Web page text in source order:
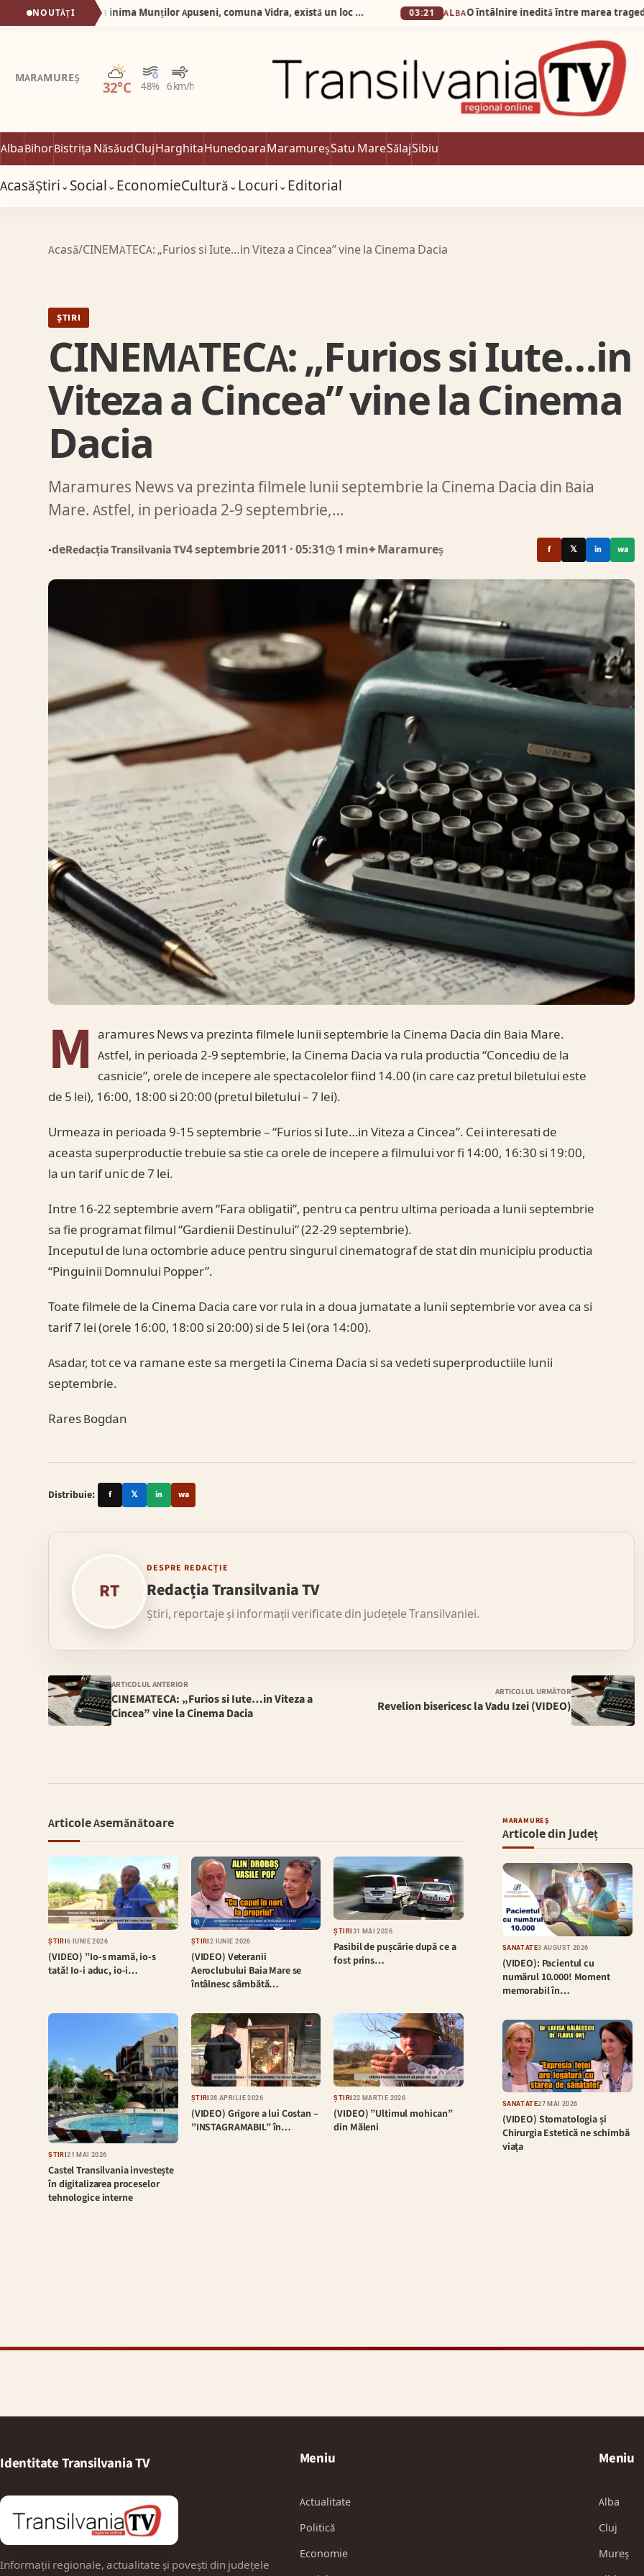
NOUTĂȚI Silva Logistic Services. În inima Munților Apuseni, comuna Vidra, există un loc care pare să fi rămas prins între două lumi: prezentul liniștit al satului de munte și trecutul îndepărtat al unei mări dispărute, Dealul cu Melci. 03:21 ALBA
MARAMUREȘ
32°C 48% 6 km/h
Parțial noros
AlbaBihorBistrița NăsăudClujHarghitaHunedoaraMaramureșSatu MareSălajSibiu
AcasăȘtiri⌄Social⌄EconomieCultură⌄Locuri⌄Editorial
Acasă/CINEMATECA: „Furios si Iute…in Viteza a Cincea” vine la Cinema Dacia
ȘTIRI
CINEMATECA: „Furios si Iute…in
Viteza a Cincea” vine la Cinema
Dacia
Maramures News va prezinta filmele lunii septembrie la Cinema Dacia din Baia
Mare. Astfel, in perioada 2-9 septembrie,…
●deRedacția Transilvania TV4 septembrie 2011 · 05:31◷ 1 min⌖ Maramureș f 𝕏 in wa
M aramures News va prezinta filmele lunii septembrie la Cinema Dacia din Baia Mare.
Astfel, in perioada 2-9 septembrie, la Cinema Dacia va rula productia “Concediu de la
casnicie”, orele de incepere ale spectacolelor fiind 14.00 (in care caz pretul biletului este
de 5 lei), 16:00, 18:00 si 20:00 (pretul biletului – 7 lei).
Urmeaza in perioada 9-15 septembrie – “Furios si Iute…in Viteza a Cincea”. Cei interesati de
aceasta superproductie trebuie sa stie ca orele de incepere a filmului vor fi 14:00, 16:30 si 19:00,
la un tarif unic de 7 lei.
Intre 16-22 septembrie avem “Fara obligatii”, pentru ca pentru ultima perioada a lunii septembrie
sa fie programat filmul “Gardienii Destinului” (22-29 septembrie).
Inceputul de luna octombrie aduce pentru singurul cinematograf de stat din municipiu productia
“Pinguinii Domnului Popper”.
Toate filmele de la Cinema Dacia care vor rula in a doua jumatate a lunii septembrie vor avea ca si
tarif 7 lei (orele 16:00, 18:00 si 20:00) si de 5 lei (ora 14:00).
Asadar, tot ce va ramane este sa mergeti la Cinema Dacia si sa vedeti superproductiile lunii
septembrie.
Rares Bogdan
Distribuie: f 𝕏 in wa
RT
DESPRE REDACȚIE
Redacția Transilvania TV
Știri, reportaje și informații verificate din județele Transilvaniei.
ARTICOLUL ANTERIOR
CINEMATECA: „Furios si Iute…in Viteza a
Cincea” vine la Cinema Dacia
ARTICOLUL URMĂTOR
Revelion bisericesc la Vadu Izei (VIDEO)
Articole Asemănătoare
ȘTIRI6 IUNIE 2026
(VIDEO) ”Io-s mamă, io-s
tată! Io-i aduc, io-i…
ȘTIRI 2 IUNIE 2026
(VIDEO) Veteranii
Aeroclubului Baia Mare se
întâlnesc sâmbătă…
ȘTIRI 31 MAI 2026
Pasibil de pușcărie după ce a
fost prins…
ȘTIRI21 MAI 2026
Castel Transilvania investește
în digitalizarea proceselor
tehnologice interne
ȘTIRI 28 APRILIE 2026
(VIDEO) Grigore a lui Costan –
”INSTAGRAMABIL” în…
ȘTIRI 22 MARTIE 2026
(VIDEO) ”Ultimul mohican”
din Măleni
MARAMUREȘ
Articole din Județ
SĂNĂTATE3 AUGUST 2026
(VIDEO): Pacientul cu
numărul 10.000! Moment
memorabil în…
SĂNĂTATE27 MAI 2026
(VIDEO) Stomatologia și
Chirurgia Estetică ne schimbă
viața
Identitate Transilvania TV
Informații regionale, actualitate și povești din județele
Meniu
Actualitate
Politică
Economie
Meniu
Alba
Cluj
Mureș